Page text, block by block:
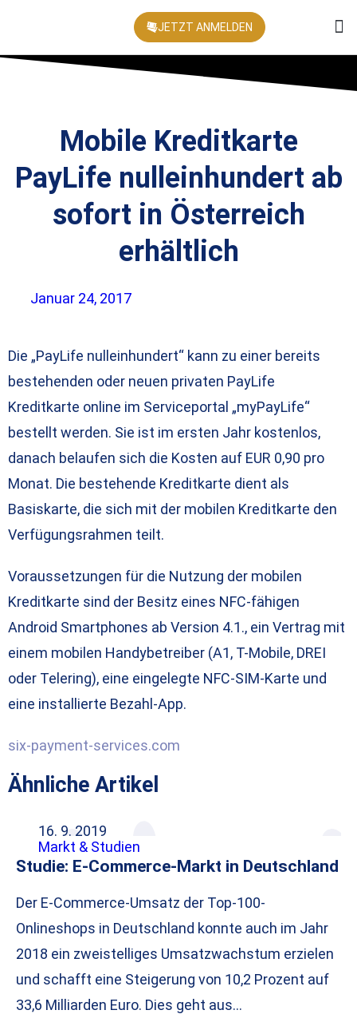
JETZT ANMELDEN
Mobile Kreditkarte
PayLife nulleinhundert ab
sofort in Österreich
erhältlich
Januar 24, 2017
Die „PayLife nulleinhundert“ kann zu einer bereits
bestehenden oder neuen privaten PayLife
Kreditkarte online im Serviceportal „myPayLife“
bestellt werden. Sie ist im ersten Jahr kostenlos,
danach belaufen sich die Kosten auf EUR 0,90 pro
Monat. Die bestehende Kreditkarte dient als
Basiskarte, die sich mit der mobilen Kreditkarte den
Verfügungsrahmen teilt.
Voraussetzungen für die Nutzung der mobilen
Kreditkarte sind der Besitz eines NFC-fähigen
Android Smartphones ab Version 4.1., ein Vertrag mit
einem mobilen Handybetreiber (A1, T-Mobile, DREI
oder Telering), eine eingelegte NFC-SIM-Karte und
eine installierte Bezahl-App.
six-payment-services.com
Ähnliche Artikel
16. 9. 2019
Markt & Studien
Studie: E-Commerce-Markt in Deutschland
Der E-Commerce-Umsatz der Top-100-
Onlineshops in Deutschland konnte auch im Jahr
2018 ein zweistelliges Umsatzwachstum erzielen
und schafft eine Steigerung von 10,2 Prozent auf
33,6 Milliarden Euro. Dies geht aus…